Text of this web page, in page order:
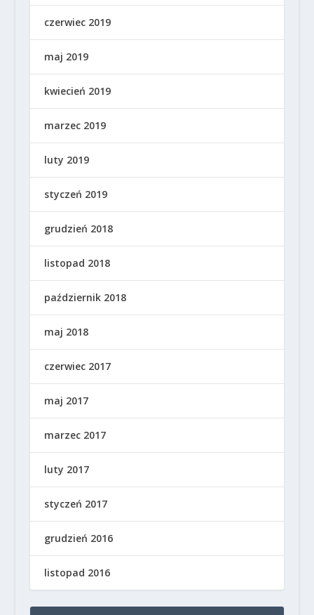
czerwiec 2019
maj 2019
kwiecień 2019
marzec 2019
luty 2019
styczeń 2019
grudzień 2018
listopad 2018
październik 2018
maj 2018
czerwiec 2017
maj 2017
marzec 2017
luty 2017
styczeń 2017
grudzień 2016
listopad 2016